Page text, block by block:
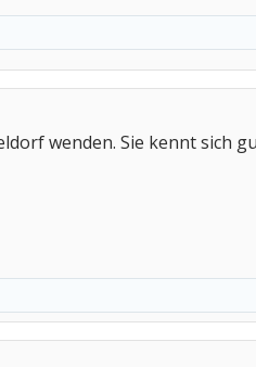
wenden. Sie kennt sich